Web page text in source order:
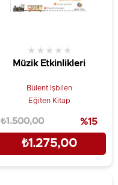
Müzik Etkinlikleri
★ ★ ★ ★ ★
Bülent İşbilen
Eğiten Kitap
₺1.275,00
₺1.500,00 %15